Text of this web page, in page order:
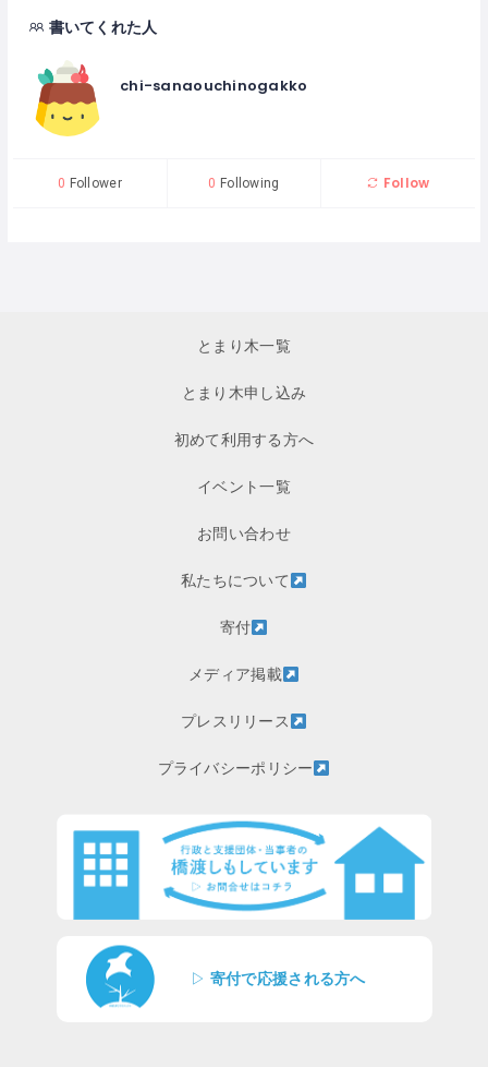
書いてくれた人
chi-sanaouchinogakko
0 Follower 0 Following Follow
とまり木一覧
とまり木申し込み
初めて利用する方へ
イベント一覧
お問い合わせ
私たちについて
寄付
メディア掲載
プレスリリース
プライバシーポリシー
▷ 寄付で応援される方へ